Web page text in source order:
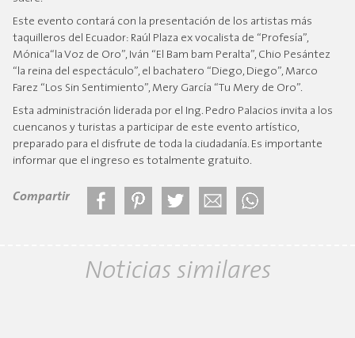
Este evento contará con la presentación de los artistas más
taquilleros del Ecuador: Raúl Plaza ex vocalista de “Profesía”,
Mónica“la Voz de Oro”, Iván “El Bam bam Peralta”, Chio Pesántez
“la reina del espectáculo”, el bachatero “Diego, Diego”, Marco
Farez “Los Sin Sentimiento”, Mery García “Tu Mery de Oro”.
Esta administración liderada por el Ing. Pedro Palacios invita a los
cuencanos y turistas a participar de este evento artístico,
preparado para el disfrute de toda la ciudadanía. Es importante
informar que el ingreso es totalmente gratuito.
Compartir
Noticias similares